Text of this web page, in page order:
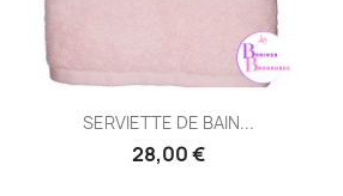
Aperçu rapide
SERVIETTE DE BAIN...
28,00 €